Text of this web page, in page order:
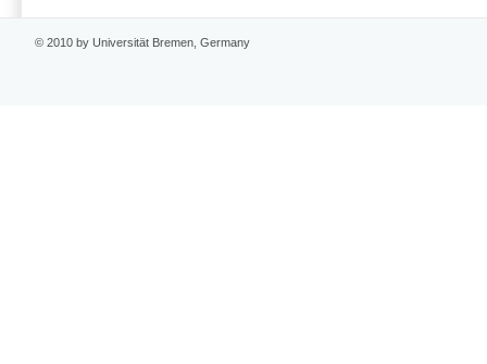
© 2010 by Universität Bremen, Germany